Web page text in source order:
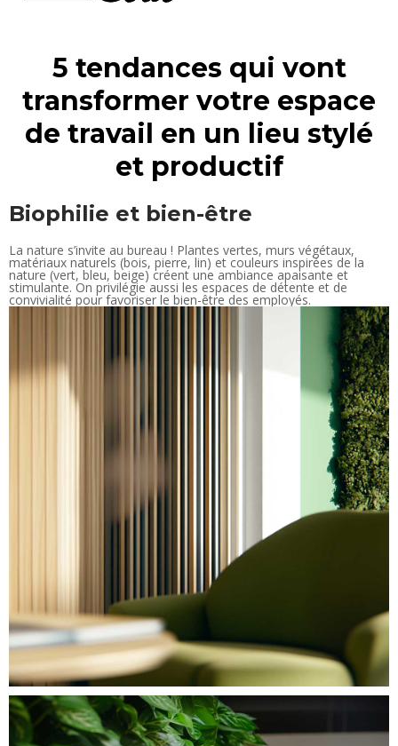
5 tendances qui vont
transformer votre espace
de travail en un lieu stylé
et productif
Biophilie et bien-être
La nature s’invite au bureau ! Plantes vertes, murs végétaux,
matériaux naturels (bois, pierre, lin) et couleurs inspirées de la
nature (vert, bleu, beige) créent une ambiance apaisante et
stimulante. On privilégie aussi les espaces de détente et de
convivialité pour favoriser le bien-être des employés.